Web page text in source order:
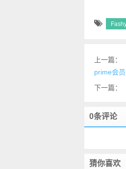
上一篇：
prime会
下一篇：
0条评论
猜你喜欢